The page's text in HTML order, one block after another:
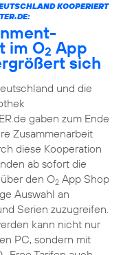
KOOPERIERT
im O2 App
sich
und die
gaben zum Ende
Zusammenarbeit
diese Kooperation
ab sofort die
den O2App Shop
Auswahl an
Serien zuzugreifen.
kann nicht nur
PC, sondern mit